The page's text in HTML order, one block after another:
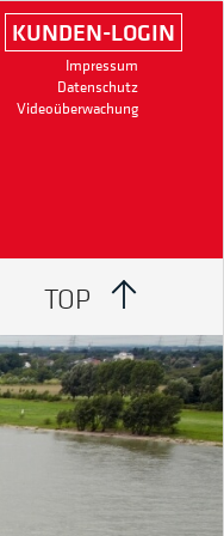
KUNDEN-LOGIN
Impressum
Datenschutz
Videoüberwachung
TOP